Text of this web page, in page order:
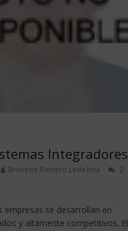
Integradores
Brunette Romero Ledezma
2
empresas se desarrollan en
y altamente competitivos. El